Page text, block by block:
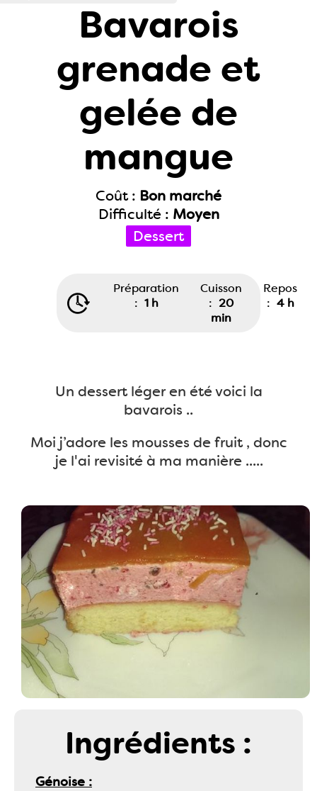
Bavarois
grenade et
gelée de
mangue
Coût : Bon marché
Difficulté : Moyen
Dessert
Préparation
: 1 h
Cuisson
: 20
min
Repos
: 4 h
Un dessert léger en été voici la
bavarois ..
Moi j’adore les mousses de fruit , donc
je l'ai revisité à ma manière .....
Ingrédients :
Génoise